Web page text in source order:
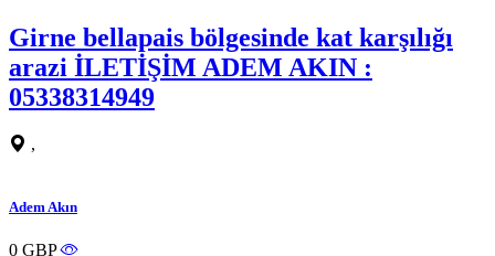
Girne bellapais bölgesinde kat karşılığı
arazi İLETİŞİM ADEM AKIN :
05338314949
,
Adem Akın
0 GBP